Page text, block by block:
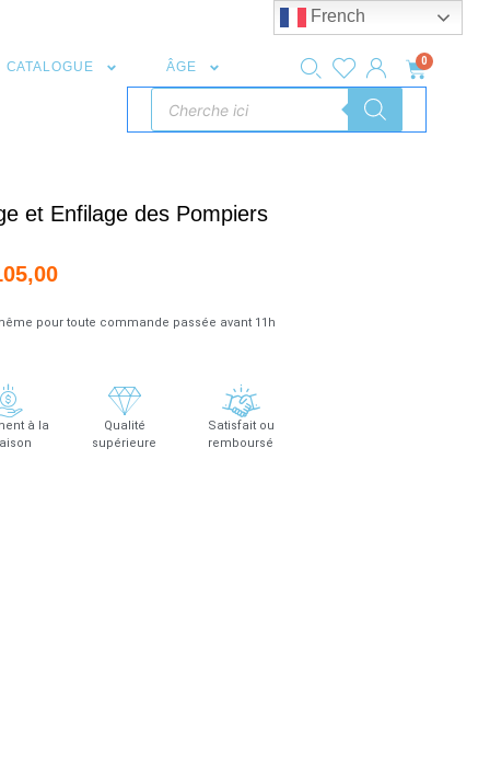
CATALOGUE ÂGE 0
et Enfilage des Pompiers
pour toute commande passée avant 11h
à la
Qualité
supérieure
Satisfait ou
remboursé
French